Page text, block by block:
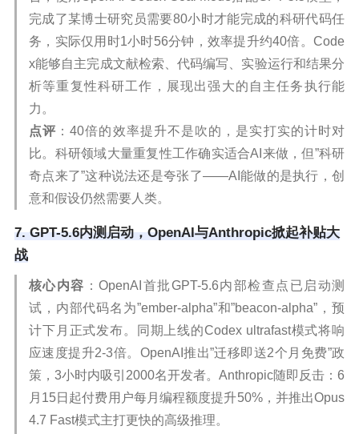
完成了某博士研究员需要80小时才能完成的科研代码任
务，实际仅用时1小时56分钟，效率提升约40倍。Code
x能够自主完成文献检索、代码编写、实验运行和结果分
析等重复性科研工作，展现出强大的自主任务执行能
力。
点评 ：40倍的效率提升不是吹的，是实打实的计时对
比。科研领域大量重复性工作确实适合AI来做，但”科研
奇点来了”这种说法还是夸张了——AI能做的是执行，创
意和假设仍然需要人类。
7. GPT-5.6内测启动，OpenAI与Anthropic掀起补贴大
战
核心内容 ：OpenAI首批GPT-5.6内部检查点已启动测
试，内部代码名为”ember-alpha”和”beacon-alpha”，预
计下月正式发布。同期上线的Codex ultrafast模式将响
应速度提升2-3倍。OpenAI推出”迁移即送2个月免费”政
策，3小时内吸引2000名开发者。Anthropic随即反击：6
月15日起付费用户每月编程额度提升50%，并推出Opus
4.7 Fast模式主打更快的高级推理。